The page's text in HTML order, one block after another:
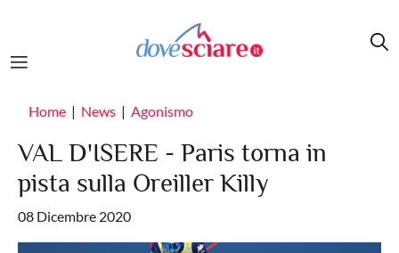
Home News Agonismo
VAL D'ISERE - Paris torna in
pista sulla Oreiller Killy
08 Dicembre 2020